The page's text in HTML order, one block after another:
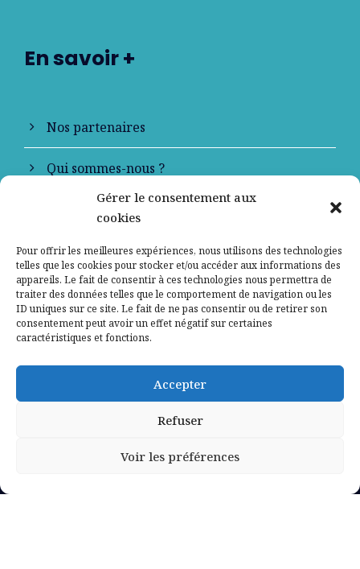
Gérer le consentement aux
cookies
Pour offrir les meilleures expériences, nous utilisons des technologies
telles que les cookies pour stocker et/ou accéder aux informations des
appareils. Le fait de consentir à ces technologies nous permettra de
traiter des données telles que le comportement de navigation ou les
ID uniques sur ce site. Le fait de ne pas consentir ou de retirer son
consentement peut avoir un effet négatif sur certaines
caractéristiques et fonctions.
Accepter
Refuser
Voir les préférences
En savoir +
Nos partenaires
Qui sommes-nous ?
Contactez-nous
Mentions légales
Politique de confidentialité